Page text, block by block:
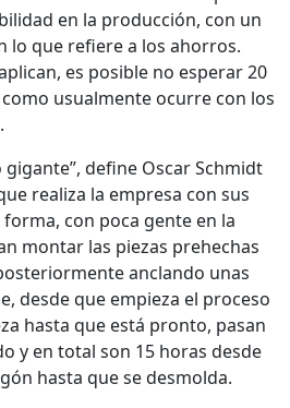
en la producción, con un
lo que refiere a los ahorros.
es posible no esperar 20
usualmente ocurre con los
gigante”, define Oscar Schmidt
realiza la empresa con sus
con poca gente en la
montar las piezas prehechas
anclando unas
desde que empieza el proceso
hasta que está pronto, pasan
y en total son 15 horas desde
hasta que se desmolda.